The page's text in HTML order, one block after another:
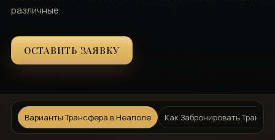
различные
ОСТАВИТЬ ЗАЯВКУ
Варианты Трансфера в Неаполе Как Забронировать